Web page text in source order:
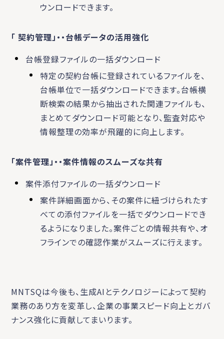
ウンロードできます。
「 契約管理」・・台帳データの活用強化
台帳登録ファイルの一括ダウンロード
特定の契約台帳に登録されているファイルを、
台帳単位で一括ダウンロードできます。台帳横
断検索の結果から抽出された関連ファイルも、
まとめてダウンロード可能となり、監査対応や
情報整理の効率が飛躍的に向上します。
「案件管理」・・案件情報のスムーズな共有
案件添付ファイルの一括ダウンロード
案件詳細画面から、その案件に紐づけられたす
べての添付ファイルを一括でダウンロードでき
るようになりました。案件ごとの情報共有や、オ
フラインでの確認作業がスムーズに行えます。
MNTSQは今後も、生成AIとテクノロジーによって契約
業務のあり方を変革し、企業の事業スピード向上とガバ
ナンス強化に貢献してまいります。